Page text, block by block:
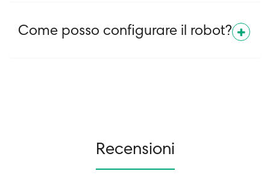
Come posso configurare il robot?
Recensioni